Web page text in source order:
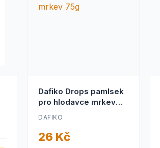
Dafiko Drops pamlsek
pro hlodavce mrkev
75g
DAFIKO
26 Kč